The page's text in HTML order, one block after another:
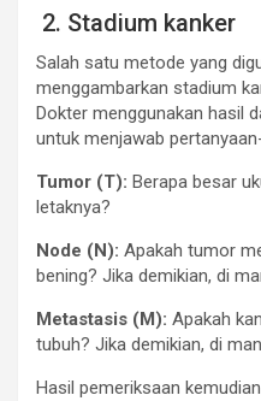
2. Stadium kanker
Salah satu metode yang
menggambarkan stadium
Dokter menggunakan hasil
untuk menjawab
Tumor (T): Berapa besar
letaknya?
Node (N): Apakah tumor
bening? Jika demikian, di
Metastasis (M): Apakah
tubuh? Jika demikian, di
Hasil pemeriksaan